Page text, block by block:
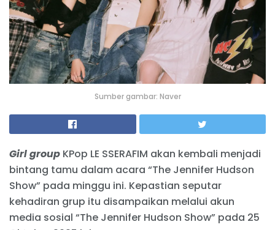
Sumber gambar: Naver
Girl group KPop LE SSERAFIM akan kembali menjadi
bintang tamu dalam acara “The Jennifer Hudson
Show” pada minggu ini. Kepastian seputar
kehadiran grup itu disampaikan melalui akun
media sosial “The Jennifer Hudson Show” pada 25